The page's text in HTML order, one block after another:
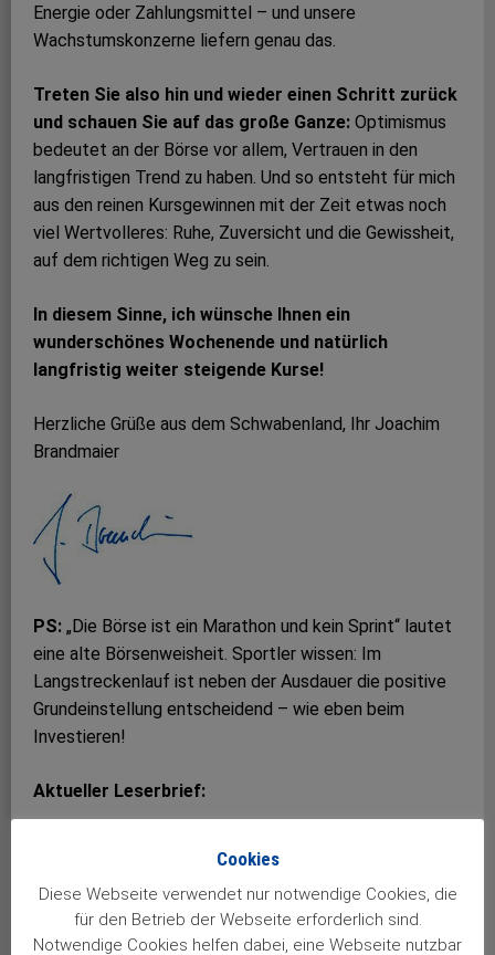
Energie oder Zahlungsmittel – und unsere
Wachstumskonzerne liefern genau das.
Treten Sie also hin und wieder einen Schritt zurück
und schauen Sie auf das große Ganze: Optimismus
bedeutet an der Börse vor allem, Vertrauen in den
langfristigen Trend zu haben. Und so entsteht für mich
aus den reinen Kursgewinnen mit der Zeit etwas noch
viel Wertvolleres: Ruhe, Zuversicht und die Gewissheit,
auf dem richtigen Weg zu sein.
In diesem Sinne, ich wünsche Ihnen ein
wunderschönes Wochenende und natürlich
langfristig weiter steigende Kurse!
Herzliche Grüße aus dem Schwabenland, Ihr Joachim
Brandmaier
PS: „Die Börse ist ein Marathon und kein Sprint“ lautet
eine alte Börsenweisheit. Sportler wissen: Im
Langstreckenlauf ist neben der Ausdauer die positive
Grundeinstellung entscheidend – wie eben beim
Investieren!
Aktueller Leserbrief:
Cookies
Diese Webseite verwendet nur notwendige Cookies, die
für den Betrieb der Webseite erforderlich sind.
Notwendige Cookies helfen dabei, eine Webseite nutzbar